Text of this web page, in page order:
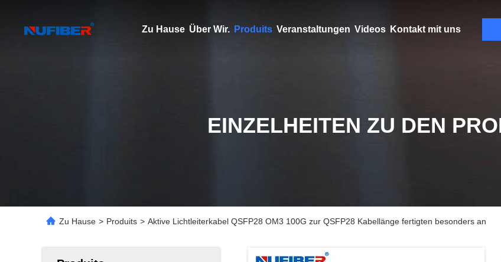
Zu Hause Über Wir. Produits Veranstaltungen Videos Kontakt mit uns
EINZELHEITEN ZU DEN
Zu Hause > Produits > Aktive Lichtleiterkabel QSFP28 OM3 100G zur QSFP28 Kabellänge fertigten besonders an